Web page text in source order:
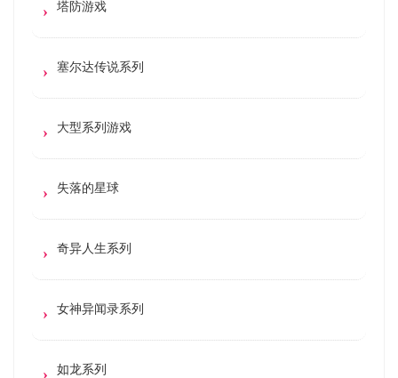
塔防游戏
塞尔达传说系列
大型系列游戏
失落的星球
奇异人生系列
女神异闻录系列
如龙系列